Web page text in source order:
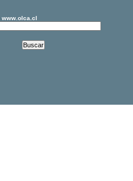
www.olca.cl